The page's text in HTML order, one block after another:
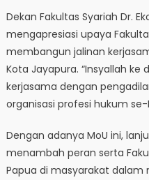
Dekan Fakultas Syariah Dr.
mengapresiasi upaya
membangun jalinan
Kota Jayapura. “Insyallah
kerjasama dengan
organisasi profesi hukum se-
Dengan adanya MoU ini,
menambah peran serta
Papua di masyarakat dalam